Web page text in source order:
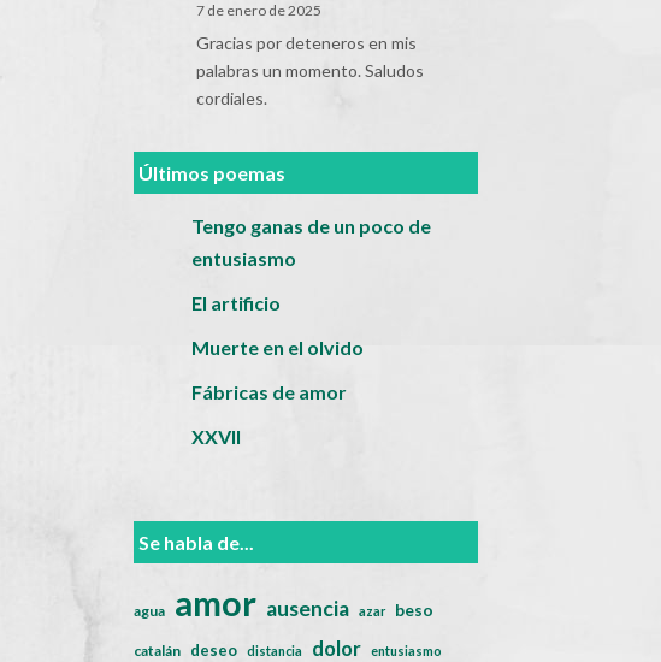
7 de enero de 2025
Gracias por deteneros en mis
palabras un momento. Saludos
cordiales.
Últimos poemas
Tengo ganas de un poco de
entusiasmo
El artificio
Muerte en el olvido
Fábricas de amor
XXVII
Se habla de...
agua amor ausencia azar beso
catalán deseo distancia dolor entusiasmo